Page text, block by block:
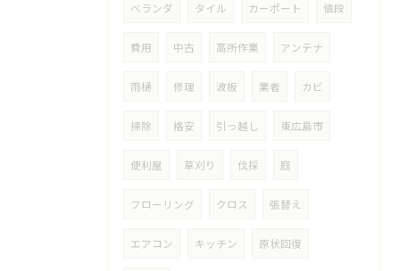
ベランダ タイル カーポート 値段
費用 中古 高所作業 アンテナ
雨樋 修理 波板 業者 カビ
掃除 格安 引っ越し 東広島市
便利屋 草刈り 伐採 庭
フローリング クロス 張替え
エアコン キッチン 原状回復